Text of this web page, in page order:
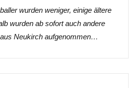
wurden weniger, einige ältere
wurden ab sofort auch andere
Neukirch aufgenommen…